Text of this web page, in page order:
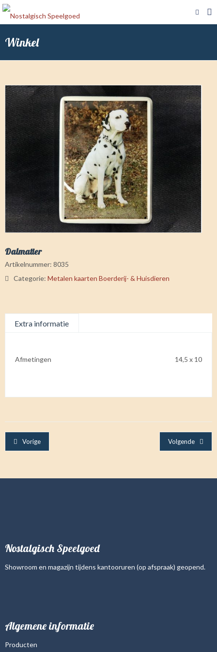
Winkel
Dalmatier
Artikelnummer: 8035
Categorie: Metalen kaarten Boerderij- & Huisdieren
Extra informatie
Afmetingen 14,5 x 10
Vorige Volgende
Nostalgisch Speelgoed
Showroom en magazijn tijdens kantooruren (op afspraak) geopend.
Algemene informatie
Producten